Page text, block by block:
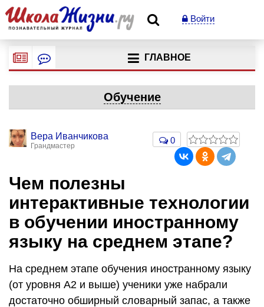
Войти
ГЛАВНОЕ
Обучение
Вера Иванчикова
Грандмастер
0
Чем полезны
интерактивные технологии
в обучении иностранному
языку на среднем этапе?
На среднем этапе обучения иностранному языку
(от уровня А2 и выше) ученики уже набрали
достаточно обширный словарный запас, а также